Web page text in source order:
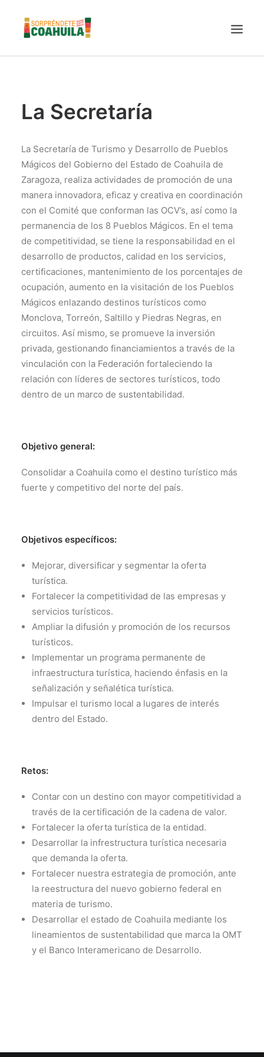
TIERRA DE DINOSAURIOS
VINOS
CENTRO DE CONVENCIONES TORREÓN
TURISMO SUSTENTABLE
VIDEOS PROMOCIONALES
LINEAMIENTOS COVID19
TRÁMITES
TRANSPARENCIA
AVISO DE PRIVACIDAD
CONTACTO
OCVS
SEARCH
La Secretaría
La Secretaría de Turismo y Desarrollo de Pueblos
Mágicos del Gobierno del Estado de Coahuila de
Zaragoza, realiza actividades de promoción de una
manera innovadora, eficaz y creativa en coordinación
con el Comité que conforman las OCV’s, así como la
permanencia de los 8 Pueblos Mágicos. En el tema
de competitividad, se tiene la responsabilidad en el
desarrollo de productos, calidad en los servicios,
certificaciones, mantenimiento de los porcentajes de
ocupación, aumento en la visitación de los Pueblos
Mágicos enlazando destinos turísticos como
Monclova, Torreón, Saltillo y Piedras Negras, en
circuitos. Así mismo, se promueve la inversión
privada, gestionando financiamientos a través de la
vinculación con la Federación fortaleciendo la
relación con líderes de sectores turísticos, todo
dentro de un marco de sustentabilidad.
Objetivo general:
Consolidar a Coahuila como el destino turístico más
fuerte y competitivo del norte del país.
Objetivos específicos:
Mejorar, diversificar y segmentar la oferta
turística.
Fortalecer la competitividad de las empresas y
servicios turísticos.
Ampliar la difusión y promoción de los recursos
turísticos.
Implementar un programa permanente de
infraestructura turística, haciendo énfasis en la
señalización y señalética turística.
Impulsar el turismo local a lugares de interés
dentro del Estado.
Retos:
Contar con un destino con mayor competitividad a
través de la certificación de la cadena de valor.
Fortalecer la oferta turística de la entidad.
Desarrollar la infrestructura turística necesaria
que demanda la oferta.
Fortalecer nuestra estrategia de promoción, ante
la reestructura del nuevo gobierno federal en
materia de turismo.
Desarrollar el estado de Coahuila mediante los
lineamientos de sustentabilidad que marca la OMT
y el Banco Interamericano de Desarrollo.